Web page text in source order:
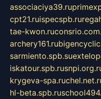
associaciya39.ru
cpt21.ruispecspb.ru
tae-kwon.ru
archery161.ru
sarmiento.spb.su
iskatour.spb.ru
krygeva-spa.ru
hl-beta.spb.ru